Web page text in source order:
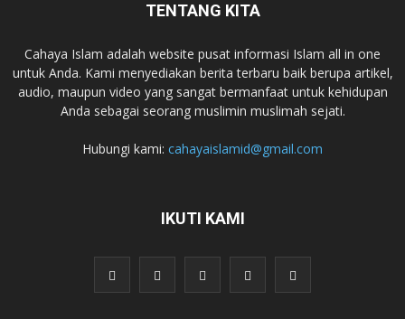
TENTANG KITA
Cahaya Islam adalah website pusat informasi Islam all in one
untuk Anda. Kami menyediakan berita terbaru baik berupa artikel,
audio, maupun video yang sangat bermanfaat untuk kehidupan
Anda sebagai seorang muslimin muslimah sejati.
Hubungi kami: cahayaislamid@gmail.com
IKUTI KAMI